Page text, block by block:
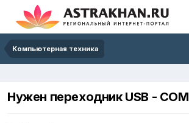
Компьютерная техника
Нужен переходник USB - COM